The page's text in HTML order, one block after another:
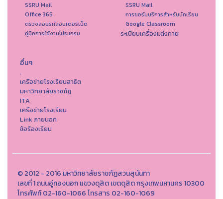
SSRU Mail
Office 365
ตรวจสอบรหัสอินเตอร์เน็ต
คู่มือการใช้งานโปรแกรม
SSRU Mail
การขอรับบริการสำหรับนักเรียน
Google Classroom
ระเบียบเครื่องแต่งกาย
อื่นๆ
.
เครือข่ายโรงเรียนสาธิต
มหาวิทยาลัยราชภัฏ
ITA
เครือข่ายโรงเรียน
Link ภายนอก
ข้อร้องเรียน
© 2012 - 2016 มหาวิทยาลัยราชภัฏสวนสุนันทา
เลขที่ 1 ถนนอู่ทองนอก แขวงดุสิต เขตดุสิต กรุงเทพมหานคร 10300
โทรศัพท์ 02-160-1066 โทรสาร 02-160-1069